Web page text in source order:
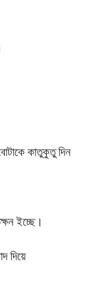
কাতুকুতু দিন
ইচ্ছে।
দিয়ে